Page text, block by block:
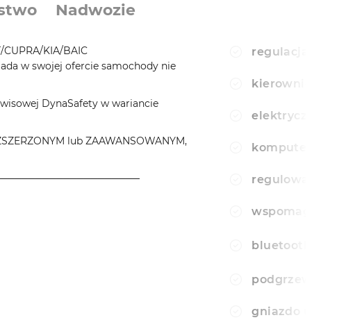
Nadwozie
CUPRA/KIA/BAIC
w swojej ofercie samochody nie
DynaSafety w wariancie
lub ZAAWANSOWANYM,
regulacja
kierownica
elektryczne
komputer
regulowana
wspomaganie
bluetooth
podgrzewana
gniazdo usb